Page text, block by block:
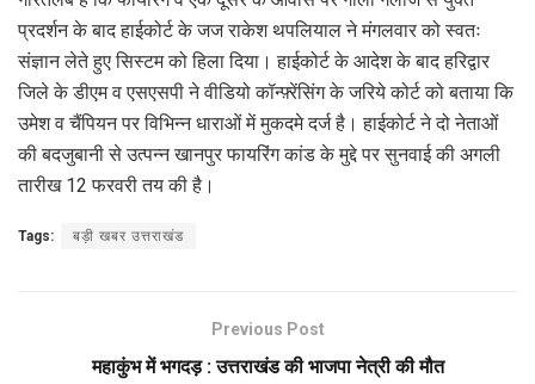
प्रदर्शन के बाद हाईकोर्ट के जज राकेश थपलियाल ने मंगलवार को स्वतः
संज्ञान लेते हुए सिस्टम को हिला दिया। हाईकोर्ट के आदेश के बाद हरिद्वार
जिले के डीएम व एसएसपी ने वीडियो कॉन्फ़्रेंसिंग के जरिये कोर्ट को बताया कि
उमेश व चैंपियन पर विभिन्न धाराओं में मुकदमे दर्ज है। हाईकोर्ट ने दो नेताओं
की बदजुबानी से उत्पन्न खानपुर फायरिंग कांड के मुद्दे पर सुनवाई की अगली
तारीख 12 फरवरी तय की है।
Tags: बड़ी खबर उत्तराखंड
Previous Post
महाकुंभ में भगदड़ : उत्तराखंड की भाजपा नेत्री की मौत